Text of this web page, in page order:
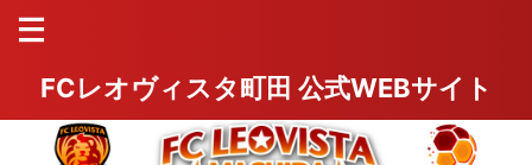
FCレオヴィスタ町田 公式WEBサイト